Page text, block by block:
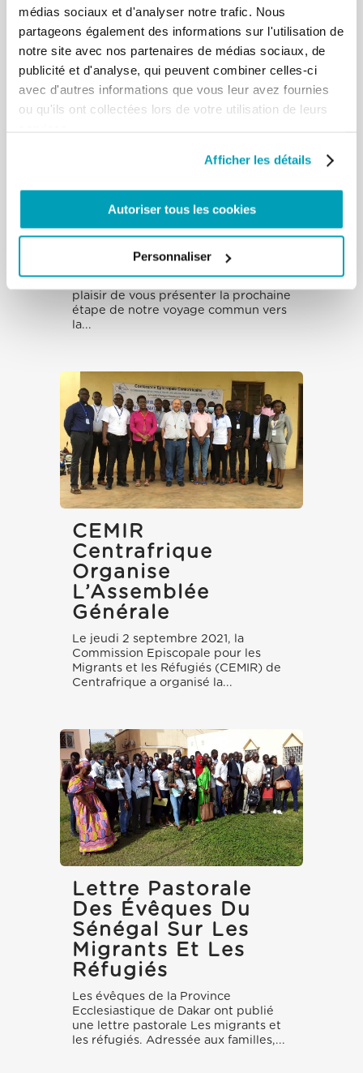
médias sociaux et d'analyser notre trafic. Nous
partageons également des informations sur l'utilisation de
notre site avec nos partenaires de médias sociaux, de
publicité et d'analyse, qui peuvent combiner celles-ci
avec d'autres informations que vous leur avez fournies
ou qu'ils ont collectées lors de votre utilisation de leurs
Afficher les détails
Autoriser tous les cookies
Personnaliser
Toujours Plus
Grand”: Rêver
Comme Une Seule
Humanité
La Section Migrants et Réfugiés a le
plaisir de vous présenter la prochaine
étape de notre voyage commun vers
la...
CEMIR
Centrafrique
Organise
L’Assemblée
Générale
Le jeudi 2 septembre 2021, la
Commission Episcopale pour les
Migrants et les Réfugiés (CEMIR) de
Centrafrique a organisé la...
Lettre Pastorale
Des Évêques Du
Sénégal Sur Les
Migrants Et Les
Réfugiés
Les évêques de la Province
Ecclesiastique de Dakar ont publié
une lettre pastorale Les migrants et
les réfugiés. Adressée aux familles,...